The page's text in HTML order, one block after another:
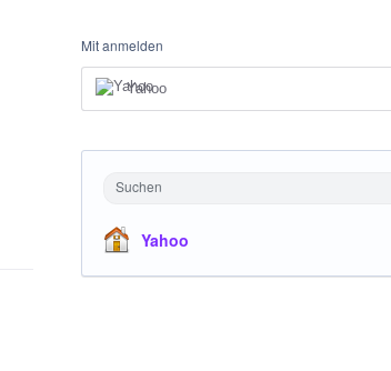
Mit anmelden
Yahoo
Suchen
Yahoo